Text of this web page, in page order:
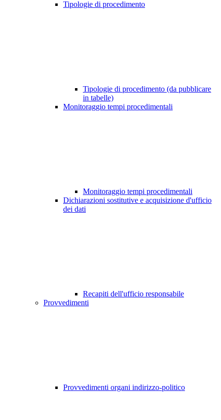
Tipologie di procedimento
Tipologie di procedimento (da pubblicare
in tabelle)
Monitoraggio tempi procedimentali
Monitoraggio tempi procedimentali
Dichiarazioni sostitutive e acquisizione d'ufficio
dei dati
Recapiti dell'ufficio responsabile
Provvedimenti
Provvedimenti organi indirizzo-politico